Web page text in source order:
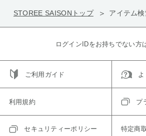
STOREE SAISONトップ アイテム
ログインIDをお持ちでない方
ご利用ガイド
利用規約 プ
セキュリティーポリシー 特定商